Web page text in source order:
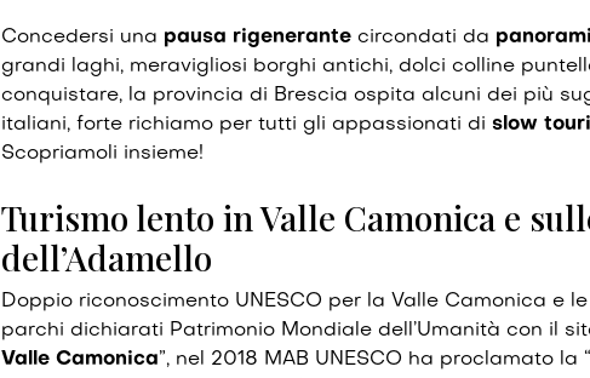
Concedersi una pausa rigenerante circondati da
grandi laghi, meravigliosi borghi antichi, dolci colline
conquistare, la provincia di Brescia ospita alcuni dei più
italiani, forte richiamo per tutti gli appassionati di slow
Scopriamoli insieme!
Turismo lento in Valle Camonica e
dell’Adamello
Doppio riconoscimento UNESCO per la Valle Camonica e
parchi dichiarati Patrimonio Mondiale dell’Umanità con il
Valle Camonica”, nel 2018 MAB UNESCO ha proclamato la “